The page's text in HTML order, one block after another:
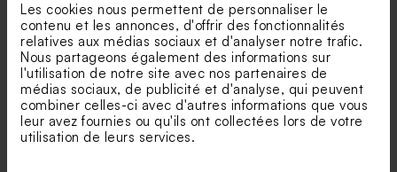
Les cookies nous permettent de personnaliser le
contenu et les annonces, d'offrir des fonctionnalités
relatives aux médias sociaux et d'analyser notre trafic.
Nous partageons également des informations sur
l'utilisation de notre site avec nos partenaires de
médias sociaux, de publicité et d'analyse, qui peuvent
combiner celles-ci avec d'autres informations que vous
leur avez fournies ou qu'ils ont collectées lors de votre
utilisation de leurs services.
Etiquette baptême motif
coeur
Etiquette baptême photo et
dorure fine